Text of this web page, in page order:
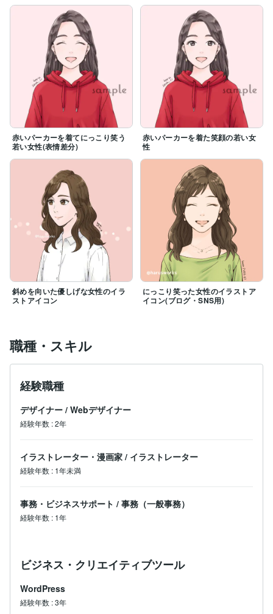
赤いパーカーを着てにっこり笑う
若い女性(表情差分)
赤いパーカーを着た笑顔の若い女
性
斜めを向いた優しげな女性のイラ
ストアイコン
にっこり笑った女性のイラストア
イコン(ブログ・SNS用)
職種・スキル
経験職種
デザイナー / Webデザイナー
経験年数 :2年
イラストレーター・漫画家 / イラストレーター
経験年数 : 1年未満
事務・ビジネスサポート / 事務（一般事務）
経験年数 : 1年
ビジネス・クリエイティブツール
WordPress
経験年数 :3年